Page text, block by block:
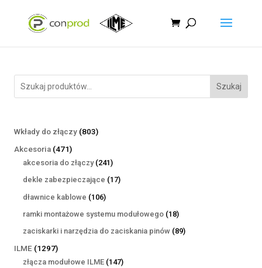
Szukaj
Wkłady do złączy 803803
Akcesoria 471471
produktów
akcesoria do złączy 241241
produktów
dekle zabezpieczające 1717
dławnice kablowe 106106
produktów
ramki montażowe systemu modułowego 1818
produktów
zaciskarki i narzędzia do zaciskania pinów 8989
ILME 12971297
produktów
złącza modułowe ILME 147147